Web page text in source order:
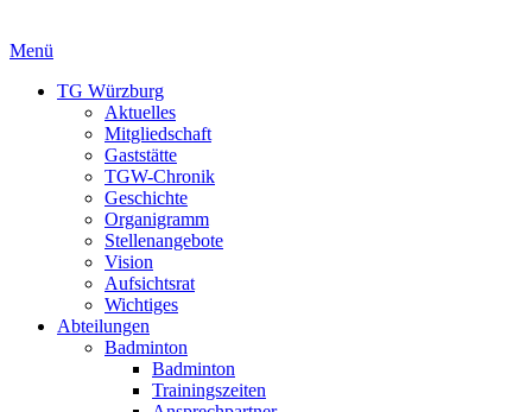
Menü
TG Würzburg
Aktuelles
Mitgliedschaft
Gaststätte
TGW-Chronik
Geschichte
Organigramm
Stellenangebote
Vision
Aufsichtsrat
Wichtiges
Abteilungen
Badminton
Badminton
Trainingszeiten